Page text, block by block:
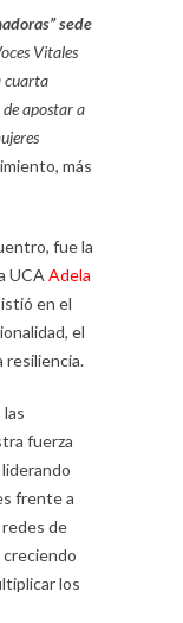
sede
Vitales
cuarta
apostar a
más
fue la
UCA Adela
en el
el
resiliencia.
fuerza
frente a
de
los